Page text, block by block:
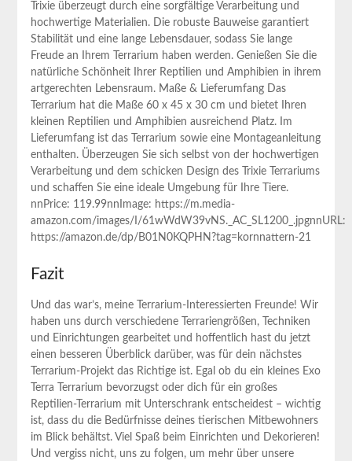
Trixie überzeugt durch eine sorgfältige Verarbeitung und
hochwertige Materialien. Die robuste Bauweise garantiert
Stabilität und eine lange Lebensdauer, sodass Sie lange
Freude an Ihrem Terrarium haben werden. Genießen Sie⁢ die
natürliche Schönheit Ihrer Reptilien und Amphibien in ‌ihrem
artgerechten Lebensraum. Maße & Lieferumfang Das
Terrarium hat die Maße 60 x 45 x 30 cm und bietet Ihren
kleinen Reptilien und Amphibien ausreichend Platz. Im
Lieferumfang ist das Terrarium sowie eine Montageanleitung‌
enthalten. Überzeugen Sie sich selbst von ‍der hochwertigen
Verarbeitung und dem schicken Design ‍des Trixie Terrariums
und schaffen Sie eine ideale​ Umgebung für Ihre Tiere.
nnPrice: 119.99nnImage: https://m.media-
amazon.com/images/I/61wWdW39vNS._AC_SL1200_.jpgnnURL:
​https://amazon.de/dp/B01N0KQPHN?tag=kornnattern-21
Fazit
Und⁣ das war’s, meine Terrarium-Interessierten ⁣Freunde! Wir
haben uns durch verschiedene Terrariengrößen, Techniken
und Einrichtungen gearbeitet und hoffentlich hast du jetzt
einen ‌besseren Überblick darüber, was für dein​ nächstes
Terrarium-Projekt das Richtige⁢ ist. Egal⁣ ob du ein kleines Exo
Terra Terrarium‍ bevorzugst oder dich für ‍ein großes
Reptilien-Terrarium mit Unterschrank⁣ entscheidest – wichtig
ist, dass du die Bedürfnisse deines tierischen Mitbewohners
im‍ Blick behältst. Viel Spaß beim Einrichten und Dekorieren!
Und⁢ vergiss nicht, uns zu folgen, um mehr über unsere